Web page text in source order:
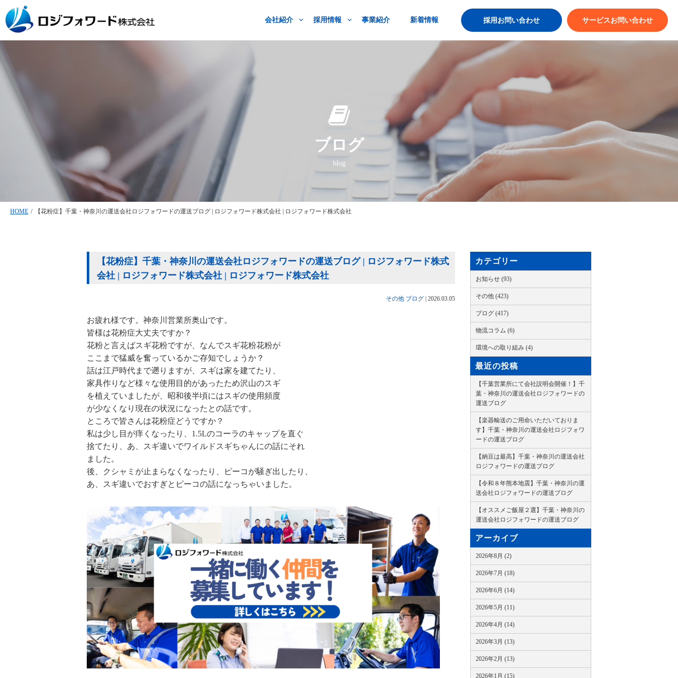
会社紹介 採用情報 事業紹介 新着情報 採用お問い合わせ サービスお問い合わせ
ブログ
blog
HOME / 【花粉症】千葉・神奈川の運送会社ロジフォワードの運送ブログ | ロジフォワード株式会社 | ロジフォワード株式会社
【花粉症】千葉・神奈川の運送会社ロジフォワードの運送ブログ | ロジフォワード株式
会社 | ロジフォワード株式会社 | ロジフォワード株式会社
その他 ブログ 2026.03.05
お疲れ様です。神奈川営業所奥山です。
皆様は花粉症大丈夫ですか？
花粉と言えばスギ花粉ですが、なんでスギ花粉花粉が
ここまで猛威を奮っているかご存知でしょうか？
話は江戸時代まで遡りますが、スギは家を建てたり、
家具作りなど様々な使用目的があったため沢山のスギ
を植えていましたが、昭和後半頃にはスギの使用頻度
が少なくなり現在の状況になったとの話です。
ところで皆さんは花粉症どうですか？
私は少し目が痒くなったり、1.5Lのコーラのキャップを直ぐ
捨てたり、あ、スギ違いでワイルドスギちゃんにの話にそれ
ました。
後、クシャミが止まらなくなったり、ピーコが騒ぎ出したり、
あ、スギ違いでおすぎとピーコの話になっちゃいました。
カテゴリー
お知らせ (93)
その他 (423)
ブログ (417)
物流コラム (6)
環境への取り組み (4)
最近の投稿
【千葉営業所にて会社説明会開催！】千
葉・神奈川の運送会社ロジフォワードの
運送ブログ
【楽器輸送のご用命いただいておりま
す】千葉・神奈川の運送会社ロジフォワ
ードの運送ブログ
【納豆は最高】千葉・神奈川の運送会社
ロジフォワードの運送ブログ
【令和８年熊本地震】千葉・神奈川の運
送会社ロジフォワードの運送ブログ
【オススメご飯屋２選】千葉・神奈川の
運送会社ロジフォワードの運送ブログ
アーカイブ
2026年8月 (2)
2026年7月 (18)
2026年6月 (14)
2026年5月 (11)
2026年4月 (14)
2026年3月 (13)
2026年2月 (13)
2026年1月 (15)